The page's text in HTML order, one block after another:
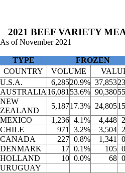
2021 BEEF VARIETY
As of November 2021
TYPE FROZEN
COUNTRY
VOLUME
U.S.A.
6,28520.9% 37,853
AUSTRALIA 16,081 53.6% 90,380
NEW
ZEALAND
5,18717.3% 24,805
MEXICO
1,236 4.1% 4,448
CHILE
971 3.2% 3,504
CANADA
227 0.8% 1,341
DENMARK
17 0.1% 105
HOLLAND
10 0.0% 68
URUGUAY